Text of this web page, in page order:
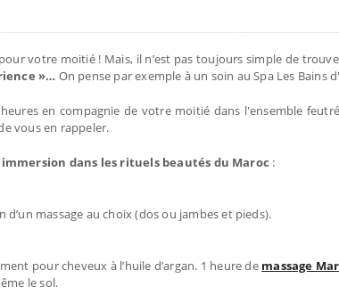
votre moitié ! Mais, il n’est pas toujours simple de
»… On pense par exemple à un soin au Spa Les Bains
en compagnie de votre moitié dans l'ensemble
vous en rappeler.
immersion dans les rituels beautés du Maroc :
massage au choix (dos ou jambes et pieds).
pour cheveux à l’huile d’argan. 1 heure de massage
le sol.